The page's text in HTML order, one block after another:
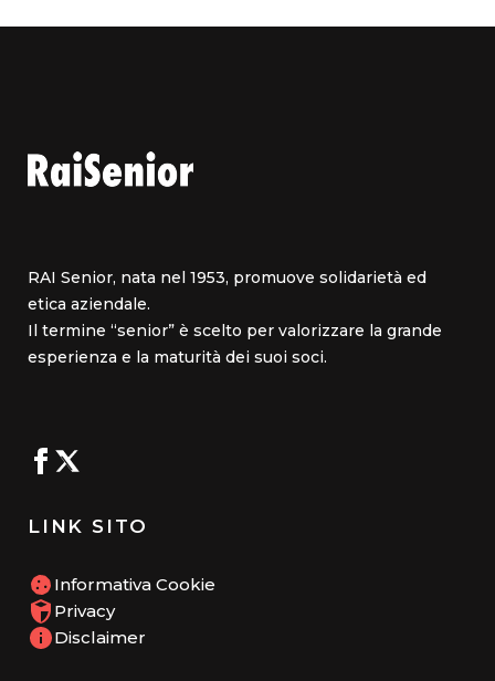
RAI Senior, nata nel 1953, promuove solidarietà ed
etica aziendale.
Il termine “senior” è scelto per valorizzare la grande
esperienza e la maturità dei suoi soci.
LINK SITO
Informativa Cookie
Privacy
Disclaimer